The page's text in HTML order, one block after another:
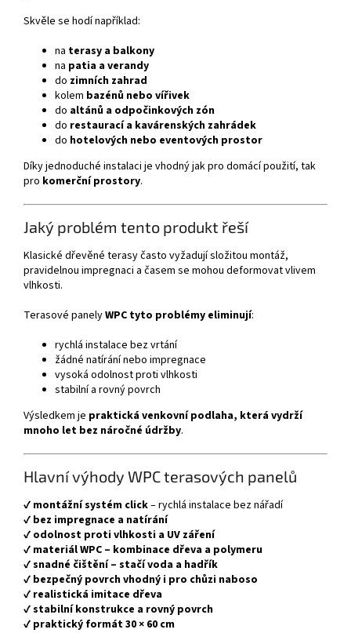
Skvěle se hodí například:
na terasy a balkony
na patia a verandy
do zimních zahrad
kolem bazénů nebo vířivek
do altánů a odpočinkových zón
do restaurací a kavárenských zahrádek
do hotelových nebo eventových prostor
Díky jednoduché instalaci je vhodný jak pro domácí použití, tak
pro komerční prostory.
Jaký problém tento produkt řeší
Klasické dřevěné terasy často vyžadují složitou montáž,
pravidelnou impregnaci a časem se mohou deformovat vlivem
vlhkosti.
Terasové panelyWPC tyto problémy eliminují:
rychlá instalace bez vrtání
žádné natírání nebo impregnace
vysoká odolnost proti vlhkosti
stabilní a rovný povrch
Výsledkem je praktická venkovní podlaha, která vydrží
mnoho let bez náročné údržby.
Hlavní výhody WPC terasových panelů
✔ montážní systém click– rychlá instalace bez nářadí
✔ bez impregnace a natírání
✔ odolnost proti vlhkosti a UV záření
✔ materiál WPC – kombinace dřeva a polymeru
✔snadné čištění – stačí voda a hadřík
✔ bezpečný povrch vhodný i pro chůzi naboso
✔ realistická imitace dřeva
✔stabilní konstrukce a rovný povrch
✔ praktický formát 30 × 60 cm